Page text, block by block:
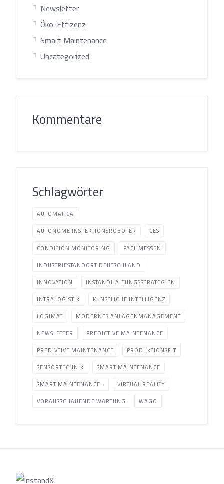
Newsletter
Öko-Effizenz
Smart Maintenance
Uncategorized
Kommentare
Schlagwörter
AUTOMATICA
AUTONOME INSPEKTIONSROBOTER
CES
CONDITION MONITORING
FACHMESSEN
INDUSTRIESTANDORT DEUTSCHLAND
INNOVATION
INSTANDHALTUNGSSTRATEGIEN
INTRALOGISTIK
KÜNSTLICHE INTELLIGENZ
LOGIMAT
MODERNES ANLAGENMANAGEMENT
NEWSLETTER
PREDICTIVE MAINTENANCE
PREDIVTIVE MAINTENANCE
PRODUKTIONSFIT
SENSORTECHNIK
SMART MAINTENANCE
SMART MAINTENANCE+
VIRTUAL REALITY
VORAUSSCHAUENDE WARTUNG
WAGO